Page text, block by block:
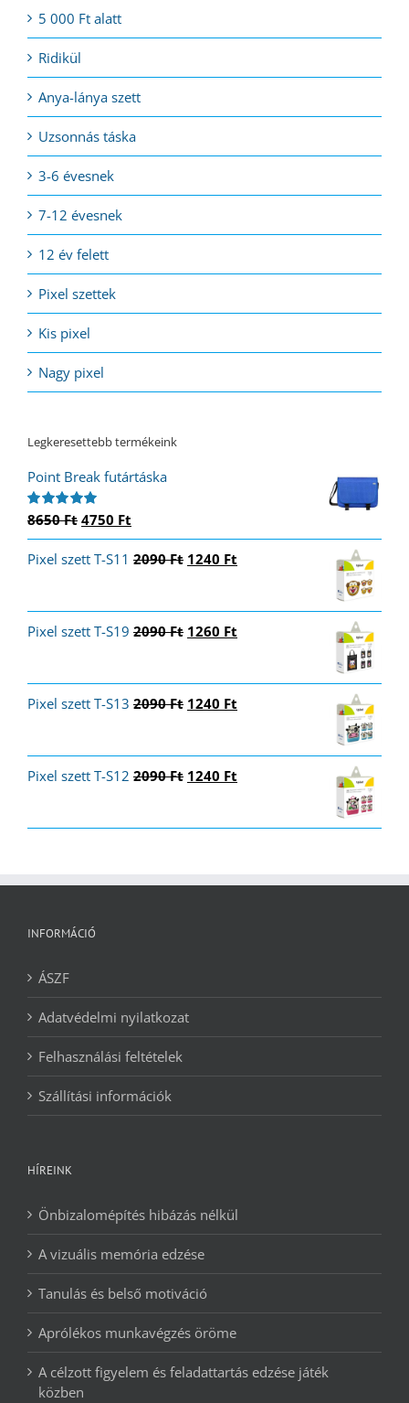
5 000 Ft alatt
Ridikül
Anya-lánya szett
Uzsonnás táska
3-6 évesnek
7-12 évesnek
12 év felett
Pixel szettek
Kis pixel
Nagy pixel
Legkeresettebb termékeink
Point Break futártáska
Értékelés:
8650Ft Original
price
was:
4750 Ft
price
is:
Pixel szett T-S11 2090Ft Original
1240 Ft
Pixel szett T-S19 2090Ft Original
1260 Ft
Pixel szett T-S13 2090Ft Original
1240 Ft
Pixel szett T-S12 2090Ft Original
1240 Ft
INFORMÁCIÓ
ÁSZF
Adatvédelmi nyilatkozat
Felhasználási feltételek
Szállítási információk
HÍREINK
Önbizalomépítés hibázás nélkül
A vizuális memória edzése
Tanulás és belső motiváció
Aprólékos munkavégzés öröme
A célzott figyelem és feladattartás edzése játék
közben